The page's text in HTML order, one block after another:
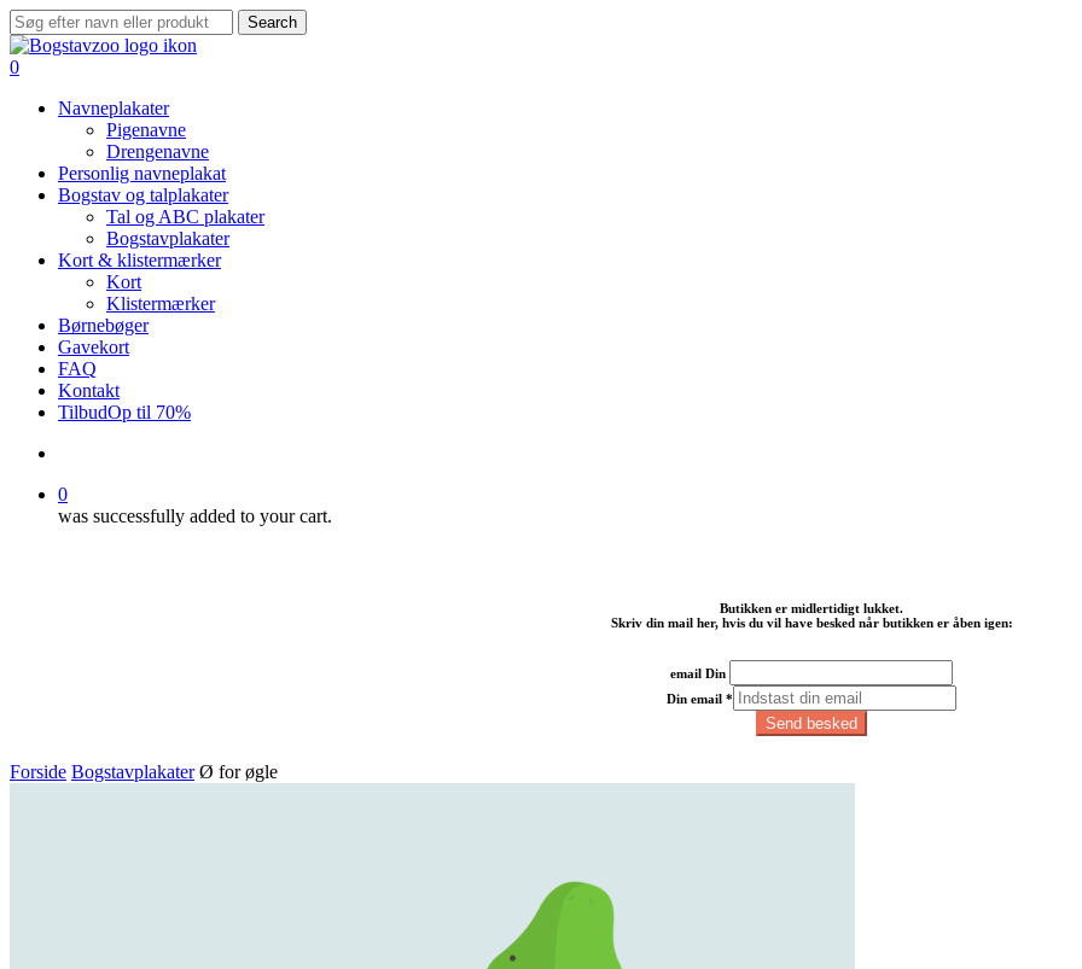
Skip
to
main
Search
Close
Search
search
0
Navneplakater
Pigenavne
Drengenavne
Personlig navneplakat
Bogstav og talplakater
Tal og ABC plakater
Bogstavplakater
Kort & klistermærker
Kort
Klistermærker
Børnebøger
Gavekort
FAQ
Kontakt
TilbudOp til 70%
0
was successfully added to your cart.
Butikken er midlertidigt lukket.
Skriv din mail her, hvis du vil have besked når butikken er åben igen:
email Din
Din email *
Send besked
Forside Bogstavplakater Ø for øgle